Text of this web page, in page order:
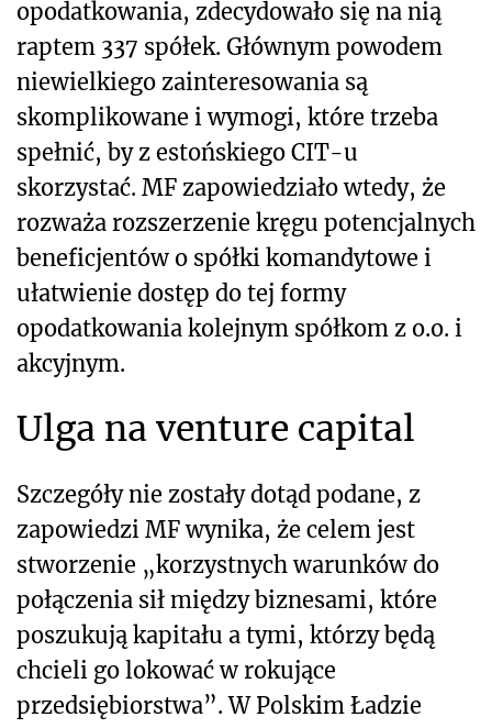
opodatkowania, zdecydowało się na nią
raptem 337 spółek. Głównym powodem
niewielkiego zainteresowania są
skomplikowane i wymogi, które trzeba
spełnić, by z estońskiego CIT-u
skorzystać. MF zapowiedziało wtedy, że
rozważa rozszerzenie kręgu potencjalnych
beneficjentów o spółki komandytowe i
ułatwienie dostęp do tej formy
opodatkowania kolejnym spółkom z o.o. i
akcyjnym.
Ulga na venture capital
Szczegóły nie zostały dotąd podane, z
zapowiedzi MF wynika, że celem jest
stworzenie „korzystnych warunków do
połączenia sił między biznesami, które
poszukują kapitału a tymi, którzy będą
chcieli go lokować w rokujące
przedsiębiorstwa”. W Polskim Ładzie